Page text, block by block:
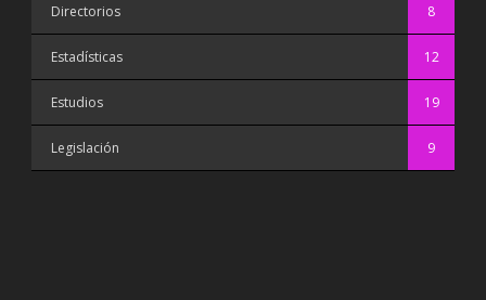
Directorios 8
Estadísticas 12
Estudios 19
Legislación 9